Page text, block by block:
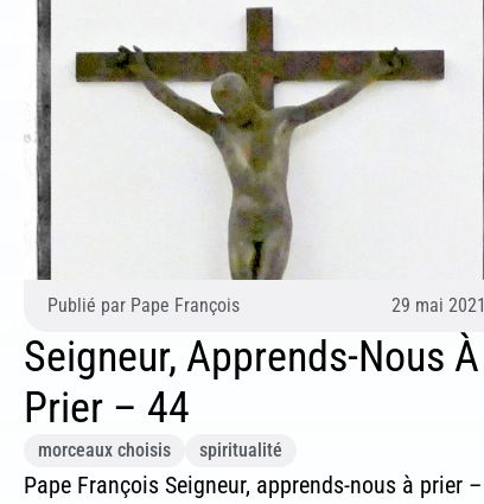
Publié par Pape François 29 mai 2021
Seigneur, Apprends-Nous À
Prier – 44
morceaux choisis spiritualité
Pape François Seigneur, apprends-nous à prier –